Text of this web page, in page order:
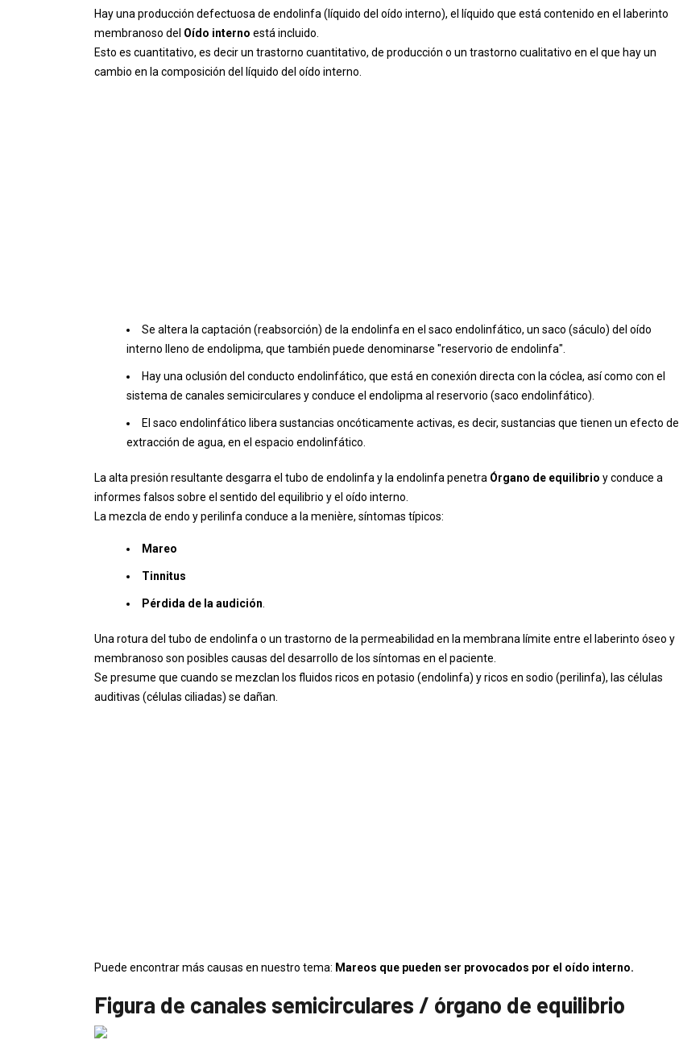
Hay una producción defectuosa de endolinfa (líquido del oído interno), el líquido que está contenido en el laberinto
membranoso del Oído interno está incluido.
Esto es cuantitativo, es decir un trastorno cuantitativo, de producción o un trastorno cualitativo en el que hay un
cambio en la composición del líquido del oído interno.
Se altera la captación (reabsorción) de la endolinfa en el saco endolinfático, un saco (sáculo) del oído
interno lleno de endolipma, que también puede denominarse "reservorio de endolinfa".
Hay una oclusión del conducto endolinfático, que está en conexión directa con la cóclea, así como con el
sistema de canales semicirculares y conduce el endolipma al reservorio (saco endolinfático).
El saco endolinfático libera sustancias oncóticamente activas, es decir, sustancias que tienen un efecto de
extracción de agua, en el espacio endolinfático.
La alta presión resultante desgarra el tubo de endolinfa y la endolinfa penetra Órgano de equilibrio y conduce a
informes falsos sobre el sentido del equilibrio y el oído interno.
La mezcla de endo y perilinfa conduce a la menière, síntomas típicos:
Mareo
Tinnitus
Pérdida de la audición
Una rotura del tubo de endolinfa o un trastorno de la permeabilidad en la membrana límite entre el laberinto óseo y
membranoso son posibles causas del desarrollo de los síntomas en el paciente.
Se presume que cuando se mezclan los fluidos ricos en potasio (endolinfa) y ricos en sodio (perilinfa), las células
auditivas (células ciliadas) se dañan.
Puede encontrar más causas en nuestro tema: Mareos que pueden ser provocados por el oído interno.
Figura de canales semicirculares / órgano de equilibrio